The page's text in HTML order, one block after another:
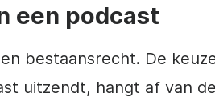
een podcast
bestaansrecht. De
uitzendt, hangt af van